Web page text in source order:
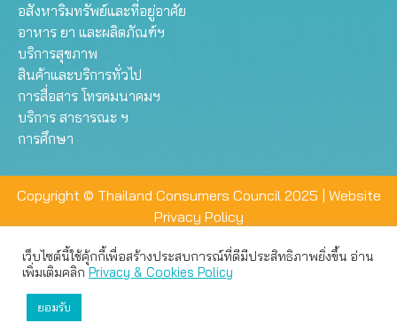
อสังหาริมทรัพย์และที่อยู่อาศัย
อาหาร ยา และผลิตภัณฑ์ฯ
บริการสุขภาพ
สินค้าและบริการทั่วไป
การสื่อสาร โทรคมนาคมฯ
บริการ สาธารณะ ฯ
การศึกษา
Copyright © Thailand Consumers Council 2025 | Website
Privacy Policy
เว็บไซต์นี้ใช้คุ้กกี้เพื่อสร้างประสบการณ์ที่ดีมีประสิทธิภาพยิ่งขึ้น อ่าน
เพิ่มเติมคลิกPrivacy & Cookies Policy
ยอมรับ
เว็บไซต์นี้ใช้คุกกี้เพื่อมอบประสบการณ์การใช้งานที่ดีให้แก่ท่าน คุณ
สามารถเลือกตั้งค่าความเป็นส่วนตัวได้
ยอมรับทั้งหมด